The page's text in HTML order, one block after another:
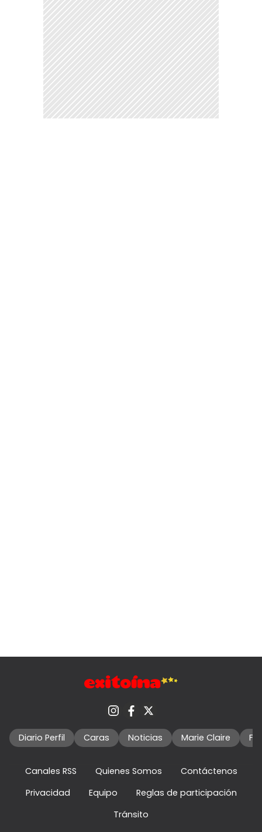
Diario Perfil Caras Noticias Marie Claire
Canales RSS Quienes Somos
Contáctenos
Privacidad
Equipo
Reglas de participación
Tránsito